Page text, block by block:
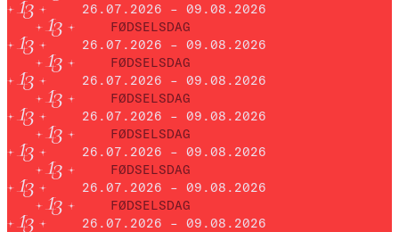
26.07.2026 – 09.08.2026
FØDSELSDAG
26.07.2026 – 09.08.2026
FØDSELSDAG
26.07.2026 – 09.08.2026
FØDSELSDAG
26.07.2026 – 09.08.2026
FØDSELSDAG
26.07.2026 – 09.08.2026
FØDSELSDAG
26.07.2026 – 09.08.2026
FØDSELSDAG
26.07.2026 – 09.08.2026